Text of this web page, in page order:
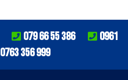
079 66 55 386
0961
0763 356 999